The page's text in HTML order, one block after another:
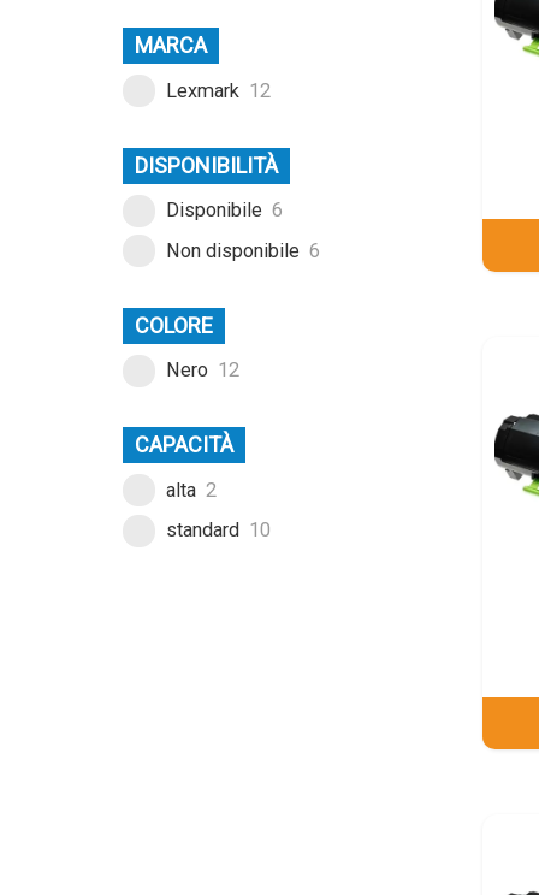
MARCA
Lexmark 12
DISPONIBILITÀ
Disponibile 6
Non disponibile 6
COLORE
Nero 12
CAPACITÀ
alta 2
standard 10